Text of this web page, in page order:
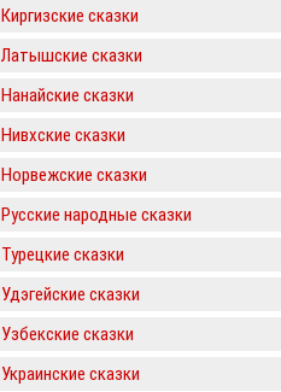
Киргизские сказки
Латышские сказки
Нанайские сказки
Нивхские сказки
Норвежские сказки
Русские народные сказки
Турецкие сказки
Удэгейские сказки
Узбекские сказки
Украинские сказки